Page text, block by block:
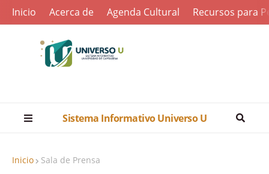
Inicio Acerca de Agenda Cultural Recursos para
Sistema Informativo Universo U
Inicio Sala de Prensa